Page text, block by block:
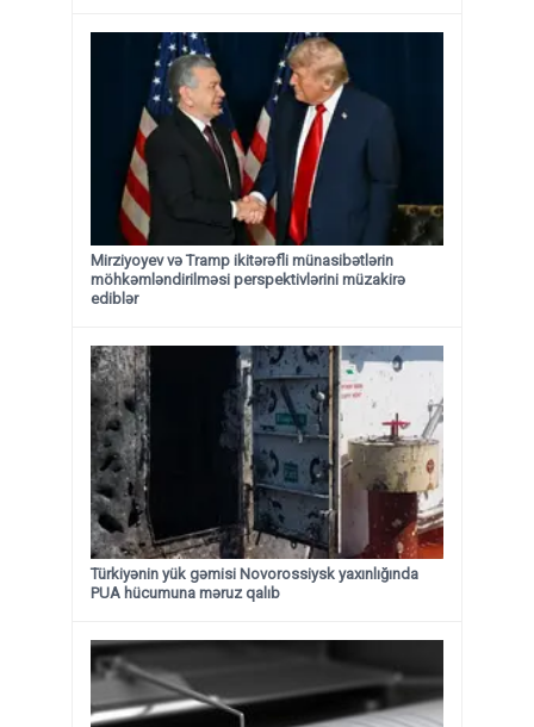
Mirziyoyev və Tramp ikitərəfli münasibətlərin
möhkəmləndirilməsi perspektivlərini müzakirə
ediblər
Türkiyənin yük gəmisi Novorossiysk yaxınlığında
PUA hücumuna məruz qalıb